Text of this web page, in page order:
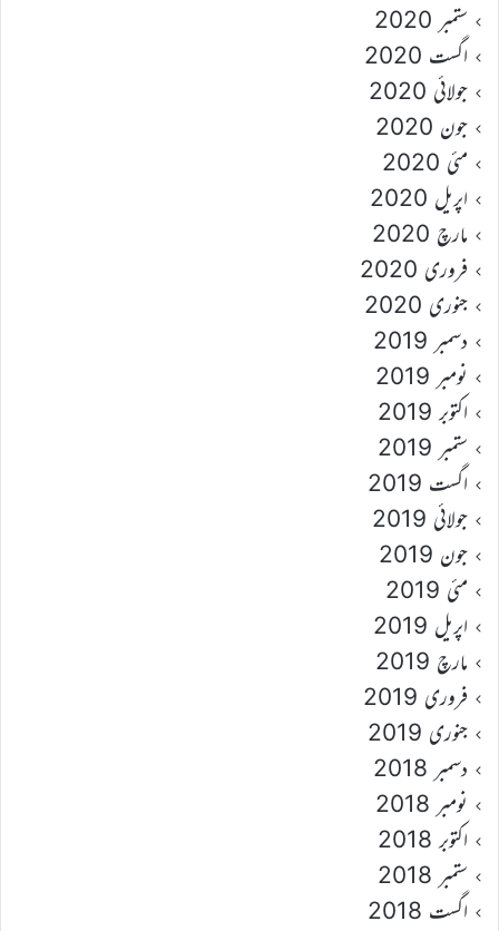
ستمبر 2020
اگست 2020
جولائی 2020
جون 2020
مئی 2020
اپریل 2020
مارچ 2020
فروری 2020
جنوری 2020
دسمبر 2019
نومبر 2019
اکتوبر 2019
ستمبر 2019
اگست 2019
جولائی 2019
جون 2019
مئی 2019
اپریل 2019
مارچ 2019
فروری 2019
جنوری 2019
دسمبر 2018
نومبر 2018
اکتوبر 2018
ستمبر 2018
اگست 2018